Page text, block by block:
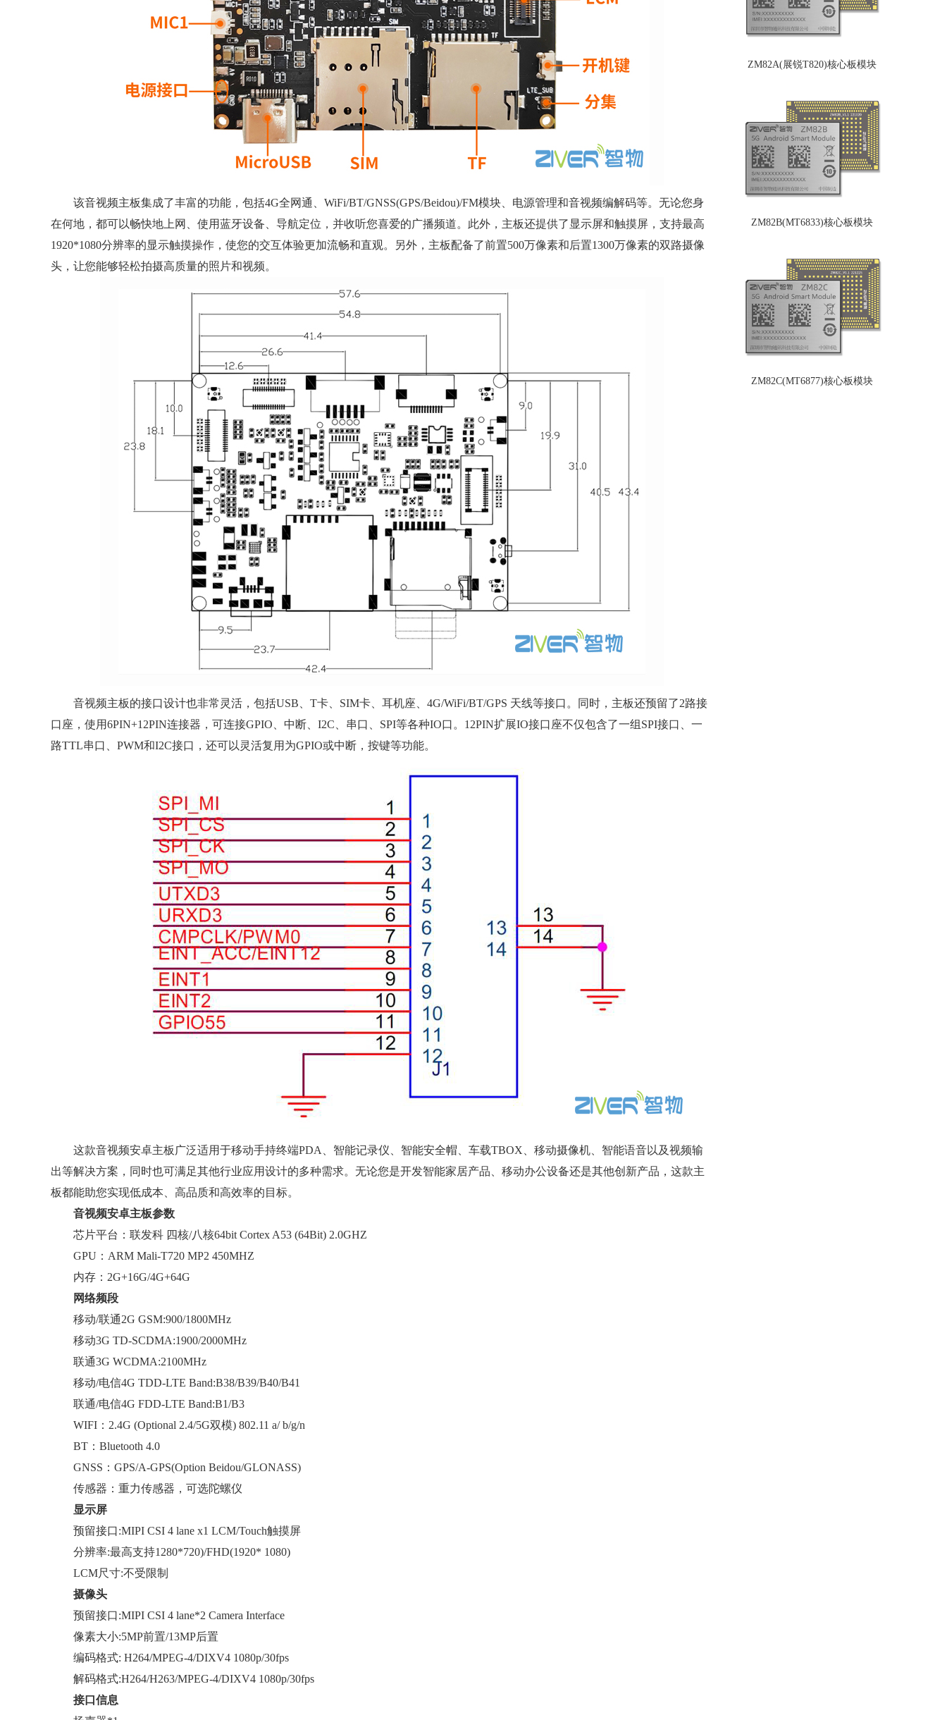
该音视频主板集成了丰富的功能，包括4G全网通、WiFi/BT/GNSS(GPS/Beidou)/FM模块、电源管理和音视频编解码等。无论您身
在何地，都可以畅快地上网、使用蓝牙设备、导航定位，并收听您喜爱的广播频道。此外，主板还提供了显示屏和触摸屏，支持最高
1920*1080分辨率的显示触摸操作，使您的交互体验更加流畅和直观。另外，主板配备了前置500万像素和后置1300万像素的双路摄像
头，让您能够轻松拍摄高质量的照片和视频。
音视频主板的接口设计也非常灵活，包括USB、T卡、SIM卡、耳机座、4G/WiFi/BT/GPS 天线等接口。同时，主板还预留了2路接
口座，使用6PIN+12PIN连接器，可连接GPIO、中断、I2C、串口、SPI等各种IO口。12PIN扩展IO接口座不仅包含了一组SPI接口、一
路TTL串口、PWM和I2C接口，还可以灵活复用为GPIO或中断，按键等功能。
这款音视频安卓主板广泛适用于移动手持终端PDA、智能记录仪、智能安全帽、车载TBOX、移动摄像机、智能语音以及视频输
出等解决方案，同时也可满足其他行业应用设计的多种需求。无论您是开发智能家居产品、移动办公设备还是其他创新产品，这款主
板都能助您实现低成本、高品质和高效率的目标。
音视频安卓主板参数
芯片平台：联发科 四核/八核64bit Cortex A53 (64Bit) 2.0GHZ
GPU：ARM Mali-T720 MP2 450MHZ
内存：2G+16G/4G+64G
网络频段
移动/联通2G GSM:900/1800MHz
移动3G TD-SCDMA:1900/2000MHz
联通3G WCDMA:2100MHz
移动/电信4G TDD-LTE Band:B38/B39/B40/B41
联通/电信4G FDD-LTE Band:B1/B3
WIFI：2.4G (Optional 2.4/5G双模) 802.11 a/ b/g/n
BT：Bluetooth 4.0
GNSS：GPS/A-GPS(Option Beidou/GLONASS)
传感器：重力传感器，可选陀螺仪
显示屏
预留接口:MIPI CSI 4 lane x1 LCM/Touch触摸屏
分辨率:最高支持1280*720)/FHD(1920* 1080)
LCM尺寸:不受限制
摄像头
预留接口:MIPI CSI 4 lane*2 Camera Interface
像素大小:5MP前置/13MP后置
编码格式: H264/MPEG-4/DIXV4 1080p/30fps
解码格式:H264/H263/MPEG-4/DIXV4 1080p/30fps
接口信息
ZM82A(展锐T820)核心板模块
ZM82B(MT6833)核心板模块
ZM82C(MT6877)核心板模块